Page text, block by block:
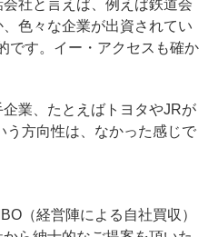
社と言えば、例えば鉄道会
色々な企業が出資されてい
です。イー・アクセスも確か
業、たとえばトヨタやJRが
う方向性は、なかった感じで
（経営陣による自社買収）